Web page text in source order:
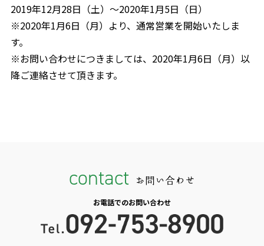
2019年12月28日（土）～2020年1月5日（日）
※2020年1月6日（月）より、通常営業を開始いたしま
す。
※お問い合わせにつきましては、2020年1月6日（月）以
降ご連絡させて頂きます。
contact お問い合わせ
お電話でのお問い合わせ